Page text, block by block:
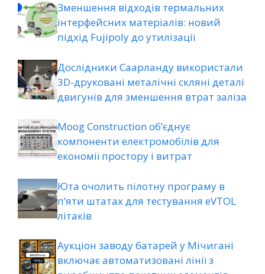
Зменшення відходів термальних
інтерфейсних матеріалів: новий
підхід Fujipoly до утилізації
Дослідники Саарланду використали
3D-друковані металічні скляні деталі
двигунів для зменшення втрат заліза
Moog Construction об’єднує
компоненти електромобілів для
економії простору і витрат
Юта очолить пілотну програму в
п’яти штатах для тестування eVTOL
літаків
Аукціон заводу батарей у Мічигані
включає автоматизовані лінії з